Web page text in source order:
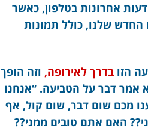
אחרונות בטלפון, כאשר
שלנו, כולל תמונות
הזו בדרך לאירופה, וזה הופך
אמר דבר על הטביעה. “אנחנו
מכם שום דבר, שום קול, אף
האם אתם טובים ממני??